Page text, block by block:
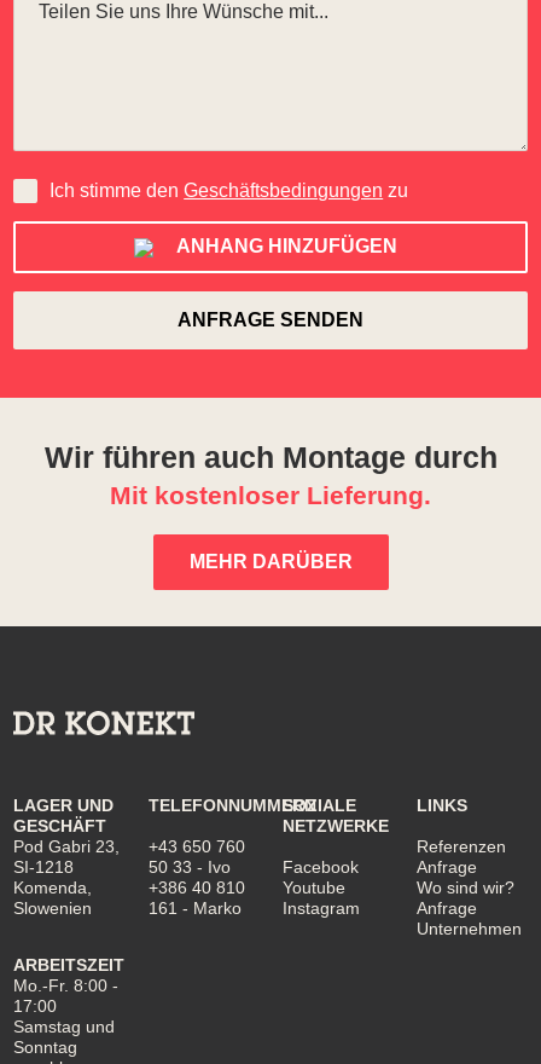
Ich stimme denGeschäftsbedingungen zu
ANHANG HINZUFÜGEN
Wir führen auch Montage durch
Mit kostenloser Lieferung.
MEHR DARÜBER
LAGER UND
GESCHÄFT
Pod Gabri 23,
SI-1218
Komenda,
Slowenien
ARBEITSZEIT
Mo.-Fr. 8:00 -
17:00
Samstag und
Sonntag
TELEFONNUMMERN
+43 650 760
50 33 - Ivo
+386 40 810
161 - Marko
SOZIALE
NETZWERKE
Facebook
Youtube
Instagram
LINKS
Referenzen
Anfrage
Wo sind wir?
Anfrage
Unternehmen